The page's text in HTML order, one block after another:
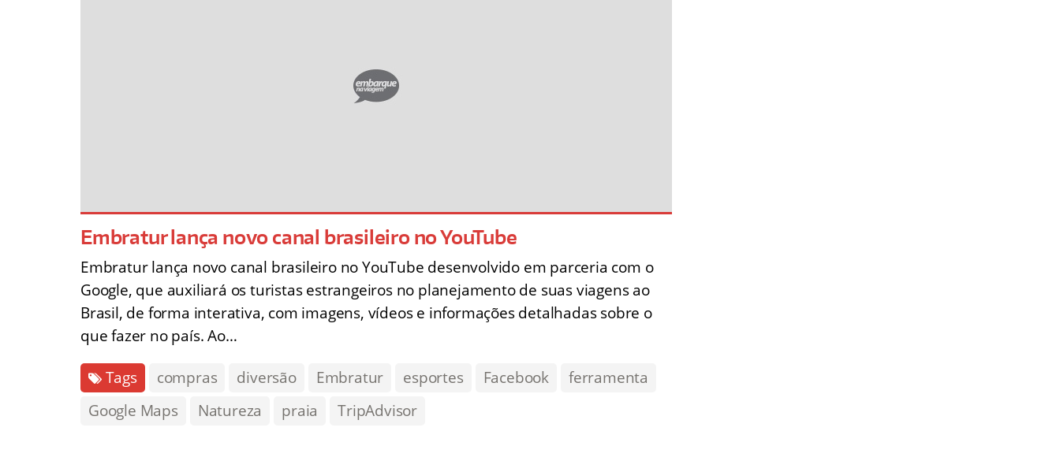
Embratur lança novo canal brasileiro no YouTube
Embratur lança novo canal brasileiro no YouTube desenvolvido em parceria com o
Google, que auxiliará os turistas estrangeiros no planejamento de suas viagens ao
Brasil, de forma interativa, com imagens, vídeos e informações detalhadas sobre o
que fazer no país. Ao…
Tags compras diversão Embratur esportes Facebook
ferramenta
Google Maps
Natureza praia TripAdvisor